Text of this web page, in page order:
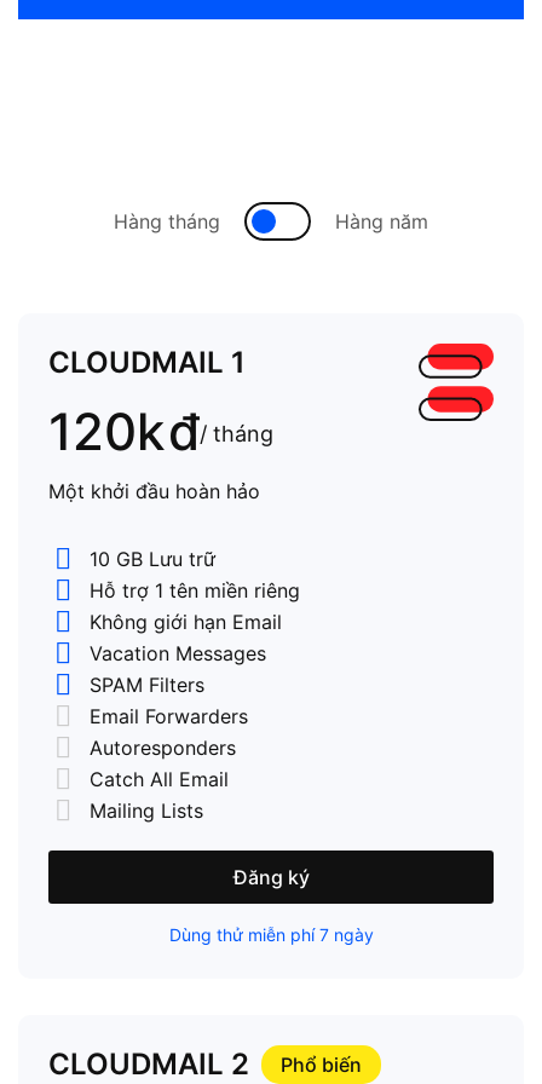
Hàng tháng Hàng năm
CLOUDMAIL 1
120kđ/ tháng
Một khởi đầu hoàn hảo
10 GB Lưu trữ
Hỗ trợ 1 tên miền riêng
Không giới hạn Email
Vacation Messages
SPAM Filters
Email Forwarders
Autoresponders
Catch All Email
Mailing Lists
Đăng ký
Dùng thử miễn phí 7 ngày
CLOUDMAIL 2 Phổ biến